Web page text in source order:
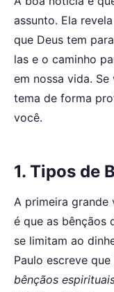
assunto. Ela
que Deus tem
las e o caminho
em nossa vida.
tema de forma
você.
1. Tipos de
A primeira grande
é que as bênçãos
se limitam ao
Paulo escreve
bênçãos